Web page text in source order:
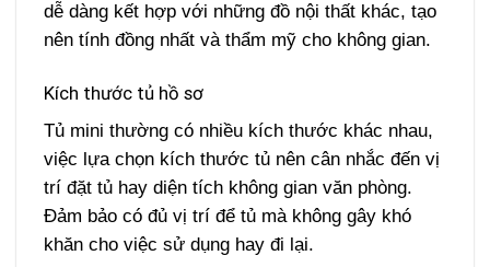
dễ dàng kết hợp với những đồ nội thất khác, tạo
nên tính đồng nhất và thẩm mỹ cho không gian.
Kích thước tủ hồ sơ
Tủ mini thường có nhiều kích thước khác nhau,
việc lựa chọn kích thước tủ nên cân nhắc đến vị
trí đặt tủ hay diện tích không gian văn phòng.
Đảm bảo có đủ vị trí để tủ mà không gây khó
khăn cho việc sử dụng hay đi lại.